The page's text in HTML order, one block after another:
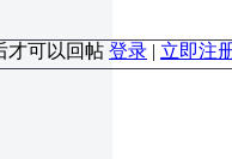
才可以回帖 登录 | 立即注